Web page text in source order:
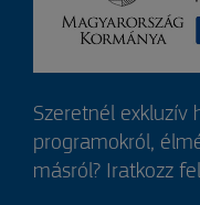
Szeretnél exkluzív
programokról,
másról? Iratkozz